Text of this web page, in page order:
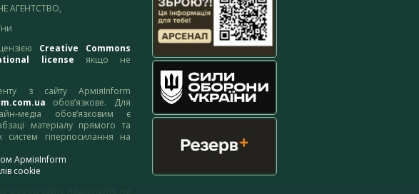
АГЕНТСТВО,
Creative Commons
license якщо не
з сайту АрміяInform
обов’язкове. Для
медіа обов’язковим є
матеріалу прямого та
систем гіперпосилання на
АрміяInform
cookie